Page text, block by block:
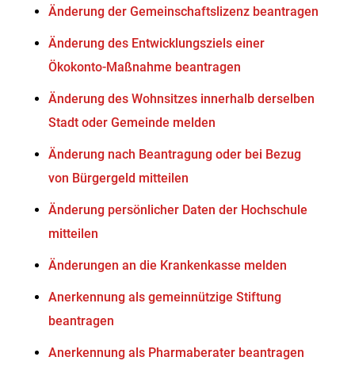
Änderung der Gemeinschaftslizenz beantragen
Änderung des Entwicklungsziels einer
Ökokonto-Maßnahme beantragen
Änderung des Wohnsitzes innerhalb derselben
Stadt oder Gemeinde melden
Änderung nach Beantragung oder bei Bezug
von Bürgergeld mitteilen
Änderung persönlicher Daten der Hochschule
mitteilen
Änderungen an die Krankenkasse melden
Anerkennung als gemeinnützige Stiftung
beantragen
Anerkennung als Pharmaberater beantragen